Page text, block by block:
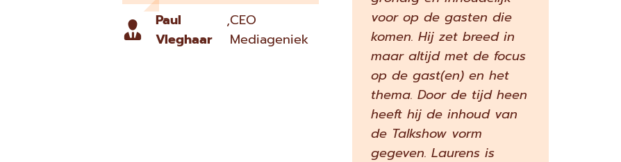
Paul
Vleghaar
,CEO
Mediageniek
voor op de gasten die
komen. Hij zet breed in
maar altijd met de focus
op de gast(en) en het
thema. Door de tijd heen
heeft hij de inhoud van
de Talkshow vorm
gegeven. Laurens is